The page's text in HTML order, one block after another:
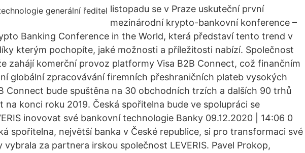
listopadu se v Praze uskuteční první
mezinárodní krypto-bankovní konference –
Banking Conference in the World, která představí tento trend v
kterým pochopíte, jaké možnosti a příležitosti nabízí. Společnost
zahájí komerční provoz platformy Visa B2B Connect, což finančním
globální zpracovávání firemních přeshraničních plateb vysokých
Connect bude spuštěna na 30 obchodních trzích a dalších 90 trhů
na konci roku 2019. Česká spořitelna bude ve spolupráci se
inovovat své bankovní technologie Banky 09.12.2020 | 14:06 0
spořitelna, největší banka v České republice, si pro transformaci své
za partnera irskou společnost LEVERIS. Pavel Prokop,